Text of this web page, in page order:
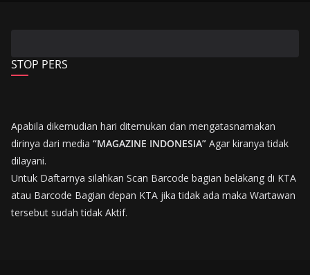
STOP PERS
Apabila dikemudian hari ditemukan dan mengatasnamakan
dirinya dari media “MAGAZINE INDONESIA” Agar kiranya tidak
dilayani.
Untuk Daftarnya silahkan Scan Barcode bagian belakang di KTA
atau Barcode Bagian depan KTA jika tidak ada maka Wartawan
tersebut sudah tidak Aktif.